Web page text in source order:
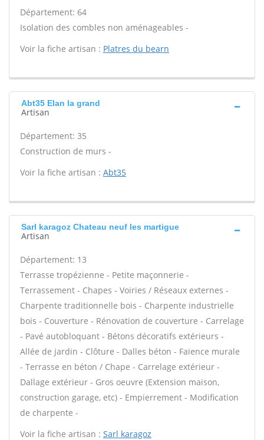
Département: 64
Isolation des combles non aménageables -
Voir la fiche artisan : Platres du bearn
Abt35 Elan la grand
Artisan
Département: 35
Construction de murs -
Voir la fiche artisan : Abt35
Sarl karagoz Chateau neuf les martigue
Artisan
Département: 13
Terrasse tropézienne - Petite maçonnerie -
Terrassement - Chapes - Voiries / Réseaux externes -
Charpente traditionnelle bois - Charpente industrielle
bois - Couverture - Rénovation de couverture - Carrelage
- Pavé autobloquant - Bétons décoratifs extérieurs -
Allée de jardin - Clôture - Dalles béton - Faïence murale
- Terrasse en béton / Chape - Carrelage extérieur -
Dallage extérieur - Gros oeuvre (Extension maison,
construction garage, etc) - Empierrement - Modification
de charpente -
Voir la fiche artisan : Sarl karagoz